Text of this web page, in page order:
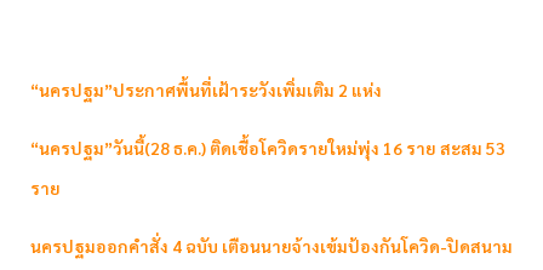
“นครปฐม”ประกาศพื้นที่เฝ้าระวังเพิ่มเติม 2 แห่ง
“นครปฐม”วันนี้(28 ธ.ค.) ติดเชื้อโควิดรายใหม่พุ่ง 16 ราย สะสม 53
ราย
นครปฐมออกคำสั่ง 4 ฉบับ เตือนนายจ้างเข้มป้องกันโควิด-ปิดสนาม